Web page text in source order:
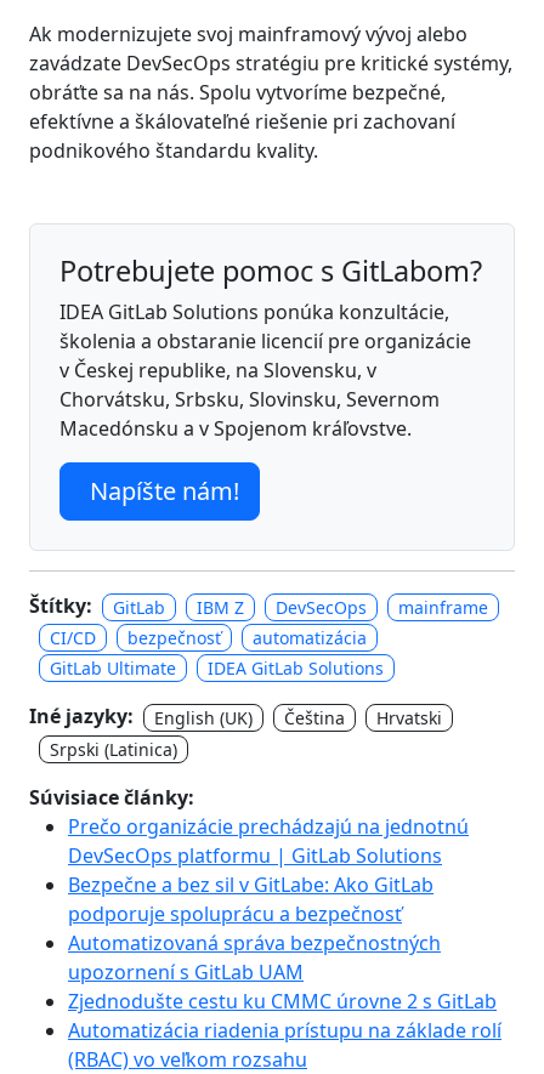
Ak modernizujete svoj mainframový vývoj alebo
zavádzate DevSecOps stratégiu pre kritické systémy,
obráťte sa na nás. Spolu vytvoríme bezpečné,
efektívne a škálovateľné riešenie pri zachovaní
podnikového štandardu kvality.
Potrebujete pomoc s GitLabom?
IDEA GitLab Solutions ponúka konzultácie,
školenia a obstaranie licencií pre organizácie
v Českej republike, na Slovensku, v
Chorvátsku, Srbsku, Slovinsku, Severnom
Macedónsku a v Spojenom kráľovstve.
Napíšte nám!
Štítky: GitLab IBM Z DevSecOps
mainframe
CI/CD
bezpečnosť
automatizácia
GitLab Ultimate
IDEA GitLab Solutions
Iné jazyky: English (UK) Čeština
Hrvatski
Srpski (Latinica)
Súvisiace články:
Prečo organizácie prechádzajú na jednotnú
DevSecOps platformu | GitLab Solutions
Bezpečne a bez sil v GitLabe: Ako GitLab
podporuje spoluprácu a bezpečnosť
Automatizovaná správa bezpečnostných
upozornení s GitLab UAM
Zjednodušte cestu ku CMMC úrovne 2 s GitLab
Automatizácia riadenia prístupu na základe rolí
(RBAC) vo veľkom rozsahu